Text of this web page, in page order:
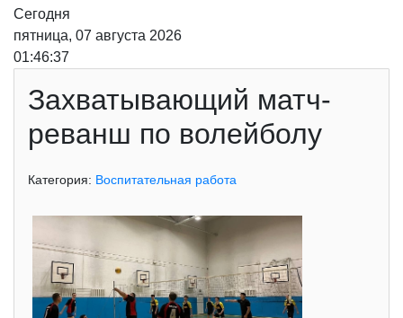
Сегодня
пятница, 07 августа 2026
01:46:37
Захватывающий матч-
реванш по волейболу
Категория: Воспитательная работа